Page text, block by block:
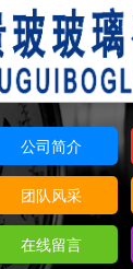
公司简介
团队风采
在线留言